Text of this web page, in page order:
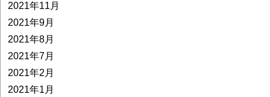
2021年11月
2021年9月
2021年8月
2021年7月
2021年2月
2021年1月